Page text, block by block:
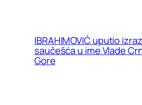
IBRAHIMOVIĆ uputio
saučešća u ime Vlade
Gore